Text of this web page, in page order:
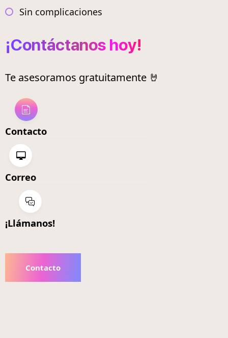
Sin complicaciones
¡Contáctanos hoy!
Te asesoramos gratuitamente 🤘
Contacto
Correo
¡Llámanos!
Contacto